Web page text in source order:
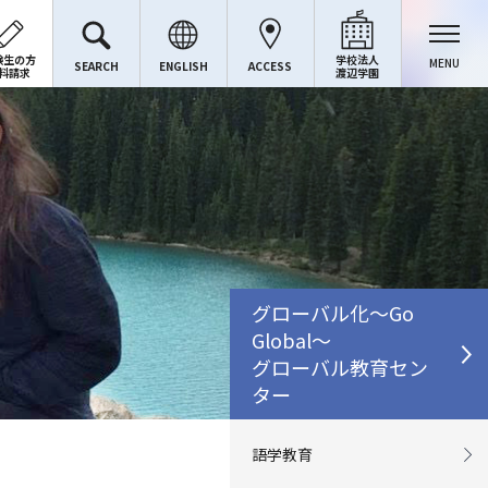
生の方
請求
SEARCH ENGLISH ACCESS
学校法人
渡辺学園
MENU
グローバル化～Go
Global～
グローバル教育セン
ター
語学教育